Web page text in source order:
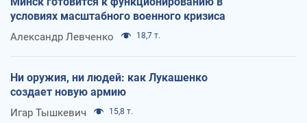
условиях масштабного военного кризиса
Александр Левченко 18,7 т.
Ни оружия, ни людей: как Лукашенко
создает новую армию
Игар Тышкевич 15,8 т.